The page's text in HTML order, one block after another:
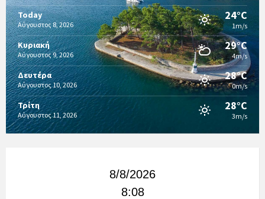
Today
Αύγουστος 8, 2026
24°C
1m/s
Κυριακή
Αύγουστος 9, 2026
29°C
4m/s
Δευτέρα
Αύγουστος 10, 2026
28°C
0m/s
Τρίτη
Αύγουστος 11, 2026
28°C
3m/s
8/8/2026
8:08